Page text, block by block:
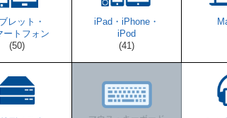
レット・
ートフォン
(50)
iPad・iPhone・
iPod
(41)